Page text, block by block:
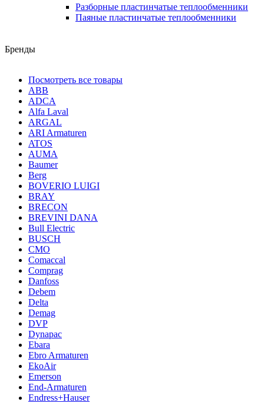
Разборные пластинчатые теплообменники
Паяные пластинчатые теплообменники
Бренды
Посмотреть все товары
ABB
ADCA
Alfa Laval
ARGAL
ARI Armaturen
ATOS
AUMA
Baumer
Berg
BOVERIO LUIGI
BRAY
BRECON
BREVINI DANA
Bull Electric
BUSCH
CMO
Comaccal
Comprag
Danfoss
Debem
Delta
Demag
DVP
Dynapac
Ebara
Ebro Armaturen
EkoAir
Emerson
End-Armaturen
Endress+Hauser